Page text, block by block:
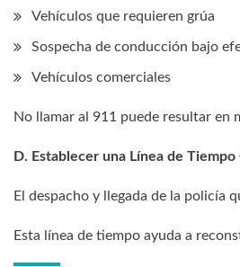
Vehículos que requieren grúa
Sospecha de conducción bajo
Vehículos comerciales
No llamar al 911 puede resultar en
D. Establecer una Línea de
El despacho y llegada de la policía
Esta línea de tiempo ayuda a